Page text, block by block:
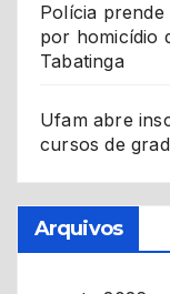
Polícia
por homicídio
Tabatinga
Ufam abre
cursos de
Arquivos